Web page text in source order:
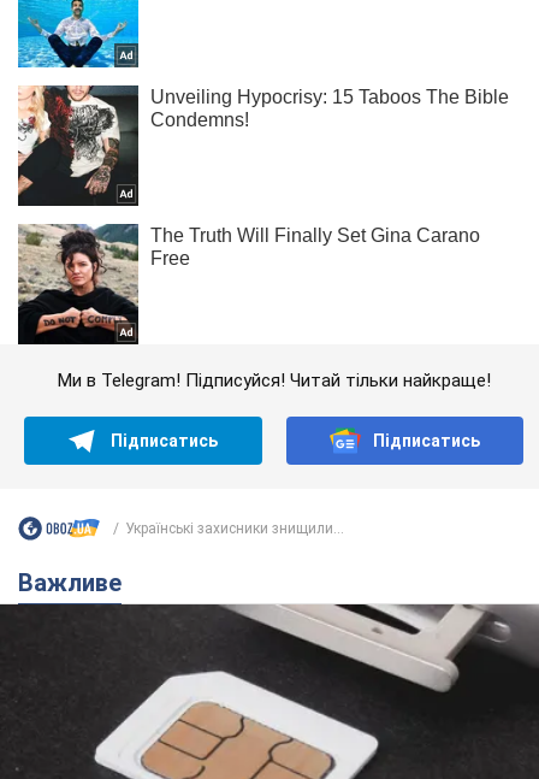
Ми в Telegram! Підписуйся! Читай тільки найкраще!
Підписатись Підписатись
Українські захисники знищили...
Важливе